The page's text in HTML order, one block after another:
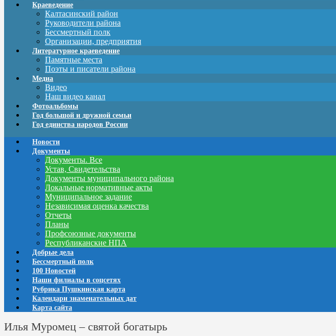
Краеведение
Калтасинский район
Руководители района
Бессмертный полк
Организации, предприятия
Литературное краеведение
Памятные места
Поэты и писатели района
Медиа
Видео
Наш видео канал
Фотоальбомы
Год большой и дружной семьи
Год единства народов России
Новости
Документы
Документы. Все
Устав, Свидетельства
Документы муниципального района
Локальные нормативные акты
Муниципальное задание
Независимая оценка качества
Отчеты
Планы
Профсоюзные документы
Республиканские НПА
Добрые дела
Бессмертный полк
100 Новостей
Наши филиалы в соцсетях
Рубрика Пушкинская карта
Календари знаменательных дат
Карта сайта
Илья Муромец – святой богатырь